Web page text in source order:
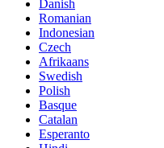
Danish
Romanian
Indonesian
Czech
Afrikaans
Swedish
Polish
Basque
Catalan
Esperanto